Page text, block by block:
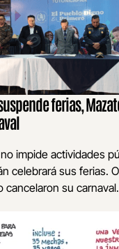
ferias,
impide actividades
celebrará sus ferias.
su